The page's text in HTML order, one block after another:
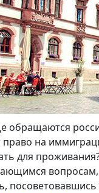
обращаются
на
для